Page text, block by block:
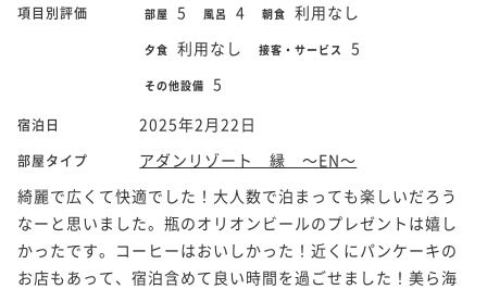
項目別評価 部屋 5 風呂 4 朝食 利用なし
夕食 利用なし 接客・サービス 5
その他設備 5
宿泊日 2025年2月22日
部屋タイプ
アダンリゾート 縁 ～EN～
綺麗で広くて快適でした！大人数で泊まっても楽しいだろう
なーと思いました。瓶のオリオンビールのプレゼントは嬉し
かったです。コーヒーはおいしかった！近くにパンケーキの
お店もあって、宿泊含めて良い時間を過ごせました！美ら海